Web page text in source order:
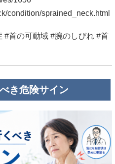
condition/sprained_neck.html
#首の可動域 #腕のしびれ #首
き危険サイン